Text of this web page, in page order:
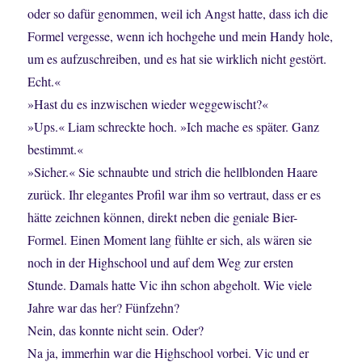
oder so dafür genommen, weil ich Angst hatte, dass ich die
Formel vergesse, wenn ich hochgehe und mein Handy hole,
um es aufzuschreiben, und es hat sie wirklich nicht gestört.
Echt.«
»Hast du es inzwischen wieder weggewischt?«
»Ups.« Liam schreckte hoch. »Ich mache es später. Ganz
bestimmt.«
»Sicher.« Sie schnaubte und strich die hellblonden Haare
zurück. Ihr elegantes Profil war ihm so vertraut, dass er es
hätte zeichnen können, direkt neben die geniale Bier-
Formel. Einen Moment lang fühlte er sich, als wären sie
noch in der Highschool und auf dem Weg zur ersten
Stunde. Damals hatte Vic ihn schon abgeholt. Wie viele
Jahre war das her? Fünfzehn?
Nein, das konnte nicht sein. Oder?
Na ja, immerhin war die Highschool vorbei. Vic und er